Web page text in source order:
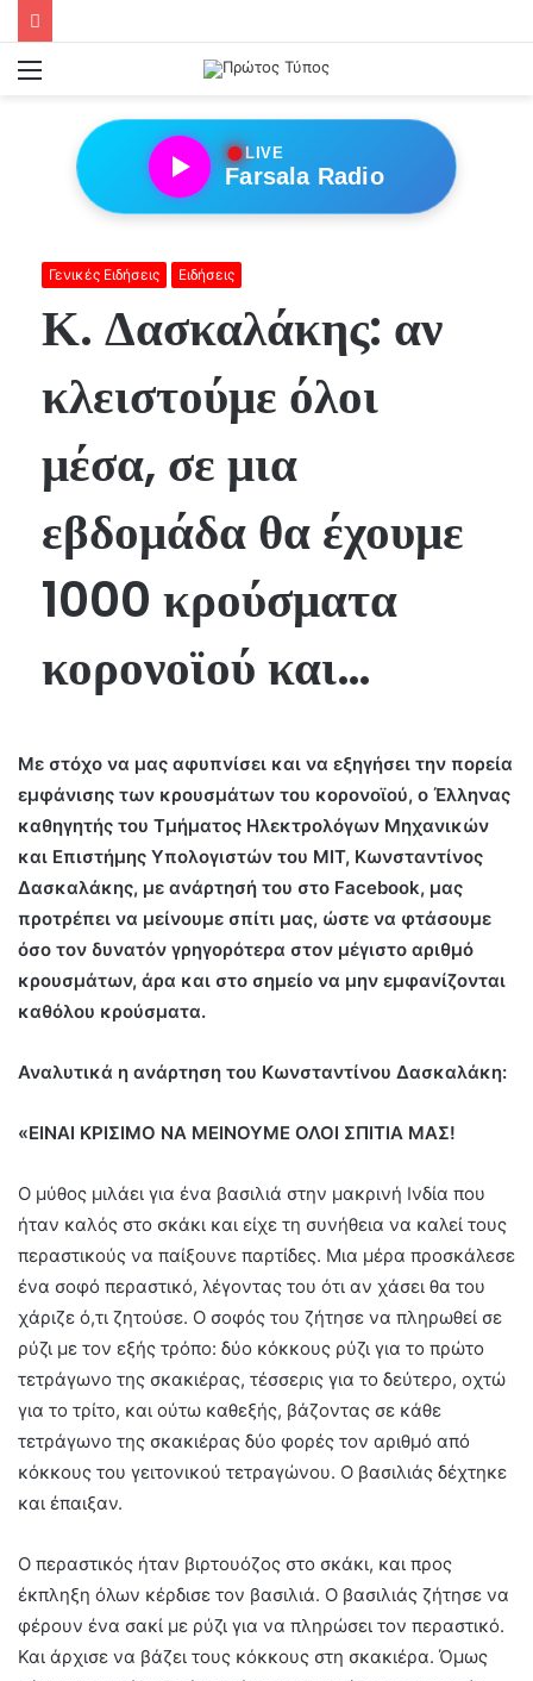
Menu
●LIVE
Farsala Radio
Γενικές Ειδήσεις Ειδήσεις
Κ. Δασκαλάκης: αν
κλειστούμε όλοι
μέσα, σε μια
εβδομάδα θα έχουμε
1000 κρούσματα
κορονοϊού και…
Με στόχο να μας αφυπνίσει και να εξηγήσει την πορεία
εμφάνισης των κρουσμάτων του κορονοϊού, ο Έλληνας
καθηγητής του Τμήματος Ηλεκτρολόγων Μηχανικών
και Επιστήμης Υπολογιστών του ΜΙΤ, Κωνσταντίνος
Δασκαλάκης, με ανάρτησή του στο Facebook, μας
προτρέπει να μείνουμε σπίτι μας, ώστε να φτάσουμε
όσο τον δυνατόν γρηγορότερα στον μέγιστο αριθμό
κρουσμάτων, άρα και στο σημείο να μην εμφανίζονται
καθόλου κρούσματα.
Αναλυτικά η ανάρτηση του Κωνσταντίνου Δασκαλάκη:
«ΕΙΝΑΙ ΚΡΙΣΙΜΟ ΝΑ ΜΕΙΝΟΥΜΕ ΟΛΟΙ ΣΠΙΤΙΑ ΜΑΣ!
Ο μύθος μιλάει για ένα βασιλιά στην μακρινή Ινδία που
ήταν καλός στο σκάκι και είχε τη συνήθεια να καλεί τους
περαστικούς να παίξουνε παρτίδες. Μια μέρα προσκάλεσε
ένα σοφό περαστικό, λέγοντας του ότι αν χάσει θα του
χάριζε ό,τι ζητούσε. Ο σοφός του ζήτησε να πληρωθεί σε
ρύζι με τον εξής τρόπο: δύο κόκκους ρύζι για το πρώτο
τετράγωνο της σκακιέρας, τέσσερις για το δεύτερο, οχτώ
για το τρίτο, και ούτω καθεξής, βάζοντας σε κάθε
τετράγωνο της σκακιέρας δύο φορές τον αριθμό από
κόκκους του γειτονικού τετραγώνου. Ο βασιλιάς δέχτηκε
και έπαιξαν.
Ο περαστικός ήταν βιρτουόζος στο σκάκι, και προς
έκπληξη όλων κέρδισε τον βασιλιά. Ο βασιλιάς ζήτησε να
φέρουν ένα σακί με ρύζι για να πληρώσει τον περαστικό.
Και άρχισε να βάζει τους κόκκους στη σκακιέρα. Όμως